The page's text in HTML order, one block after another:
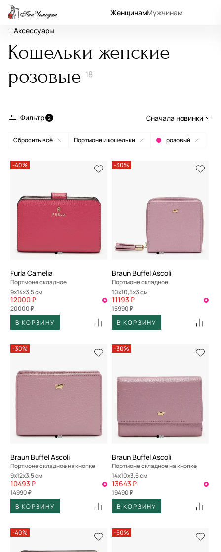
ЖенщинамМужчинам
Аксессуары
Кошельки женские
розовые 18
Фильтр 2 Сначала новинки
Сначала новинки
Сначала популярные
По убыванию цены
По размеру скидки
По скорости доставки
Сбросить всё Портмоне и кошельки розовый
-40%
Furla Camelia
Портмоне складное
9x14x3,5 см
12000 ₽
20000 ₽
В КОРЗИНУ
-30%
Braun Buffel Ascoli
Портмоне складное
10x10,5x3 см
11193 ₽
15990 ₽
В КОРЗИНУ
-30%
Braun Buffel Ascoli
Портмоне складное на кнопке
9x12x3,5 см
10493 ₽
14990 ₽
В КОРЗИНУ
-30%
Braun Buffel Ascoli
Портмоне складное на кнопке
14x10x3,5 см
13643 ₽
19490 ₽
В КОРЗИНУ
-40% -50%